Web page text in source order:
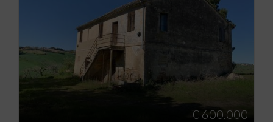
€ 600.000